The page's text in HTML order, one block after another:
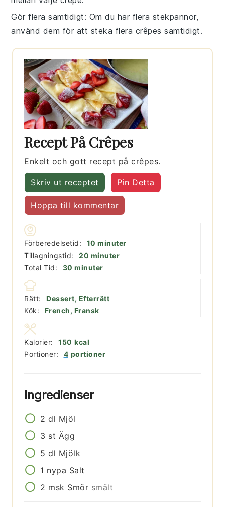
Gör flera samtidigt: Om du har flera stekpannor,
använd dem för att steka flera crêpes samtidigt.
Recept På Crêpes
Enkelt och gott recept på crêpes.
Skriv ut receptet Pin Detta
Hoppa till kommentar
Förberedelsetid: 10 minuter
minuter
Tillagningstid:
20 minuter
minuter
Total Tid:
30 minuter
minuter
Rätt:
Dessert, Efterrätt
Kök:
French, Fransk
Portioner: 4 portioner
Kalorier: 150 kcal
Ingredienser
2 dl Mjöl
3 st Ägg
5 dl Mjölk
1 nypa Salt
2 msk Smör smält